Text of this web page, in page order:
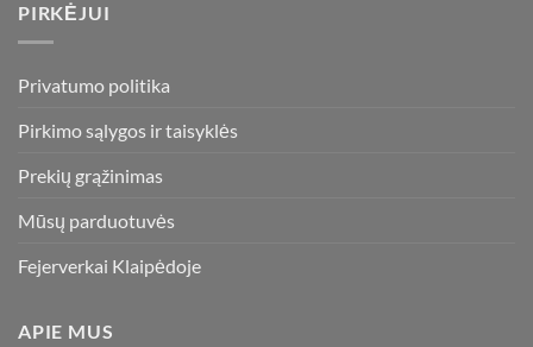
PIRKĖJUI
Privatumo politika
Pirkimo sąlygos ir taisyklės
Prekių grąžinimas
Mūsų parduotuvės
Fejerverkai Klaipėdoje
APIE MUS